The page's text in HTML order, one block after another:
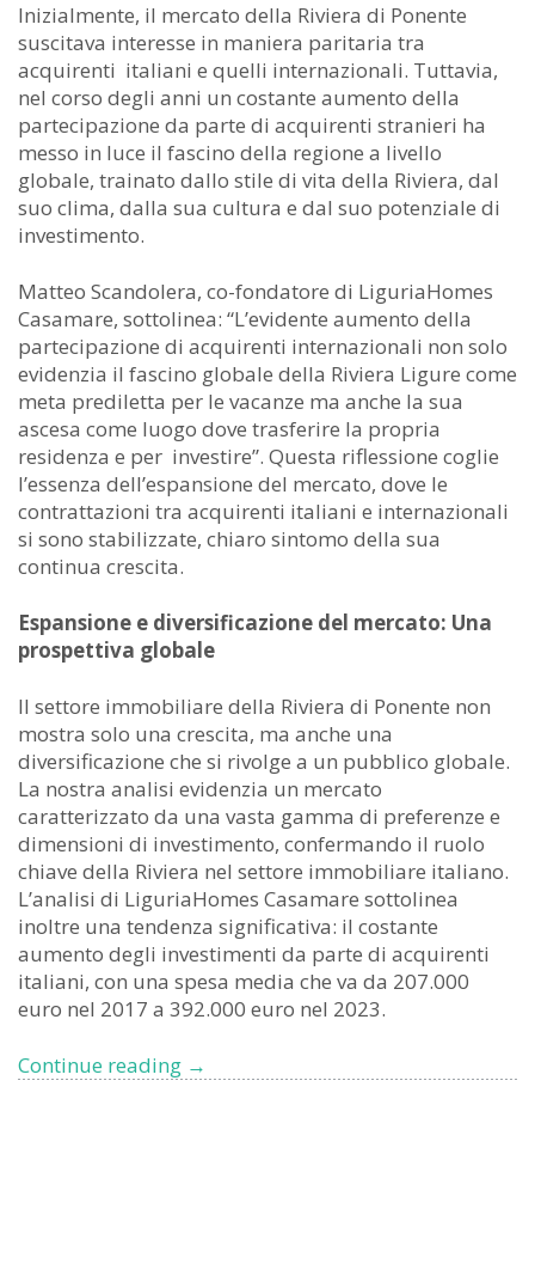
Inizialmente, il mercato della Riviera di Ponente
suscitava interesse in maniera paritaria tra
acquirenti italiani e quelli internazionali. Tuttavia,
nel corso degli anni un costante aumento della
partecipazione da parte di acquirenti stranieri ha
messo in luce il fascino della regione a livello
globale, trainato dallo stile di vita della Riviera, dal
suo clima, dalla sua cultura e dal suo potenziale di
investimento.
Matteo Scandolera, co-fondatore di LiguriaHomes
Casamare, sottolinea: “L’evidente aumento della
partecipazione di acquirenti internazionali non solo
evidenzia il fascino globale della Riviera Ligure come
meta prediletta per le vacanze ma anche la sua
ascesa come luogo dove trasferire la propria
residenza e per investire”. Questa riflessione coglie
l’essenza dell’espansione del mercato, dove le
contrattazioni tra acquirenti italiani e internazionali
si sono stabilizzate, chiaro sintomo della sua
continua crescita.
Espansione e diversificazione del mercato: Una
prospettiva globale
Il settore immobiliare della Riviera di Ponente non
mostra solo una crescita, ma anche una
diversificazione che si rivolge a un pubblico globale.
La nostra analisi evidenzia un mercato
caratterizzato da una vasta gamma di preferenze e
dimensioni di investimento, confermando il ruolo
chiave della Riviera nel settore immobiliare italiano.
L’analisi di LiguriaHomes Casamare sottolinea
inoltre una tendenza significativa: il costante
aumento degli investimenti da parte di acquirenti
italiani, con una spesa media che va da 207.000
euro nel 2017 a 392.000 euro nel 2023.
Continue reading Analisi
→